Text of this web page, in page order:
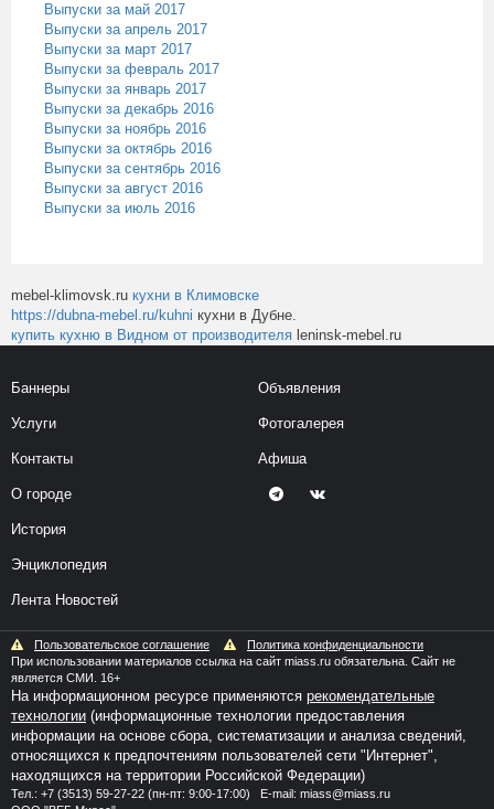
Выпуски за май 2017
Выпуски за апрель 2017
Выпуски за март 2017
Выпуски за февраль 2017
Выпуски за январь 2017
Выпуски за декабрь 2016
Выпуски за ноябрь 2016
Выпуски за октябрь 2016
Выпуски за сентябрь 2016
Выпуски за август 2016
Выпуски за июль 2016
mebel-klimovsk.ru кухни в Климовске
https://dubna-mebel.ru/kuhni кухни в Дубне.
купить кухню в Видном от производителя leninsk-mebel.ru
Баннеры
Услуги
Контакты
О городе
История
Энциклопедия
Лента Новостей
Объявления
Фотогалерея
Афиша
Пользовательское соглашение
Политика конфиденциальности
При использовании материалов ссылка на сайт miass.ru обязательна. Сайт не
является СМИ. 16+
На информационном ресурсе применяются рекомендательные
технологии (информационные технологии предоставления
информации на основе сбора, систематизации и анализа сведений,
относящихся к предпочтениям пользователей сети "Интернет",
находящихся на территории Российской Федерации)
Тел.: +7 (3513) 59-27-22 (пн-пт: 9:00-17:00) E-mail: miass@miass.ru